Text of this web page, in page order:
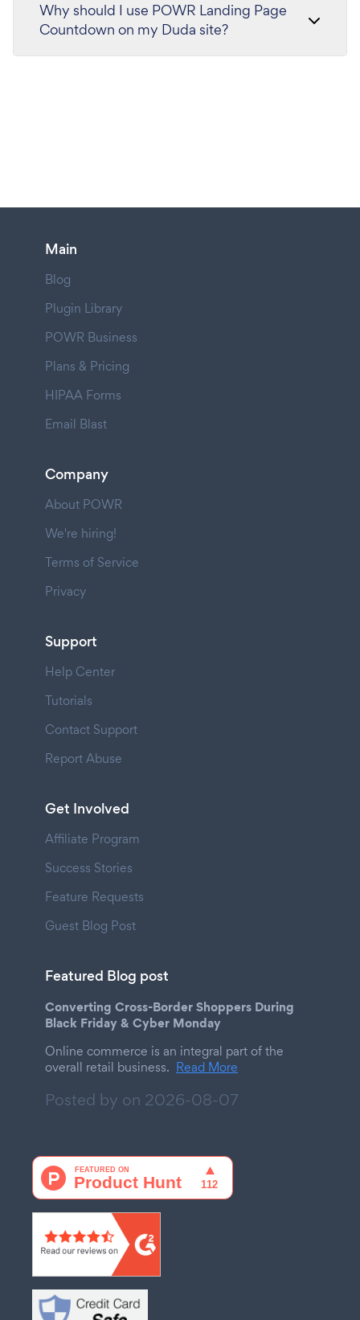
Why should I use POWR Landing Page
Countdown on my Duda site?
Main
Blog
Plugin Library
POWR Business
Plans & Pricing
HIPAA Forms
Email Blast
Company
About POWR
We're hiring!
Terms of Service
Privacy
Support
Help Center
Tutorials
Contact Support
Report Abuse
Get Involved
Affiliate Program
Success Stories
Feature Requests
Guest Blog Post
Featured Blog post
Converting Cross-Border Shoppers During
Black Friday & Cyber Monday
Online commerce is an integral part of the
overall retail business. Read More
Posted by on 2026-08-07